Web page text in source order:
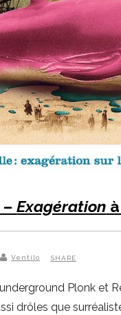
–Exagération
Ventilo SHARE
Plonk et
drôles que